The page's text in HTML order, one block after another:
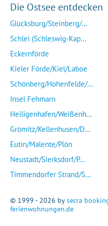
Die Ostsee entdecken
Glücksburg/Steinberg/...
Schlei (Schleswig-Kap...
Eckernförde
Kieler Förde/Kiel/Laboe
Schönberg/Hohenfelde/...
Insel Fehmarn
Heiligenhafen/Weißenh...
Grömitz/Kellenhusen/D...
Eutin/Malente/Plön
Neustadt/Sierksdorf/P...
Timmendorfer Strand/S...
© 1999 - 2026 bysecra
ferienwohnungen.de